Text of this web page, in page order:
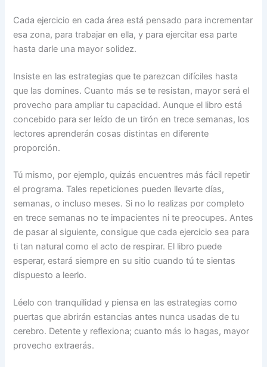
Cada ejercicio en cada área está pensado para incrementar
esa zona, para trabajar en ella, y para ejercitar esa parte
hasta darle una mayor solidez.
Insiste en las estrategias que te parezcan difíciles hasta
que las domines. Cuanto más se te resistan, mayor será el
provecho para ampliar tu capacidad. Aunque el libro está
concebido para ser leído de un tirón en trece semanas, los
lectores aprenderán cosas distintas en diferente
proporción.
Tú mismo, por ejemplo, quizás encuentres más fácil repetir
el programa. Tales repeticiones pueden llevarte días,
semanas, o incluso meses. Si no lo realizas por completo
en trece semanas no te impacientes ni te preocupes. Antes
de pasar al siguiente, consigue que cada ejercicio sea para
ti tan natural como el acto de respirar. El libro puede
esperar, estará siempre en su sitio cuando tú te sientas
dispuesto a leerlo.
Léelo con tranquilidad y piensa en las estrategias como
puertas que abrirán estancias antes nunca usadas de tu
cerebro. Detente y reflexiona; cuanto más lo hagas, mayor
provecho extraerás.